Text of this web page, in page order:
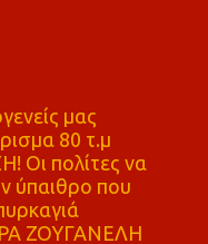
μας
80 τ.μ
πολίτες να
ύπαιθρο που
ΖΟΥΓΑΝΕΛΗ